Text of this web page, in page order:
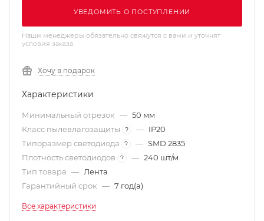
УВЕДОМИТЬ О ПОСТУПЛЕНИИ
Наши менеджеры обязательно свяжутся с вами и уточнят
условия заказа
Хочу в подарок
Характеристики
Минимальный отрезок — 50 мм
Класс пылевлагозащиты
? — IP20
Типоразмер светодиода
? — SMD 2835
Плотность светодиодов
? — 240 шт/м
Тип товара — Лента
Гарантийный срок — 7 год(а)
Все характеристики